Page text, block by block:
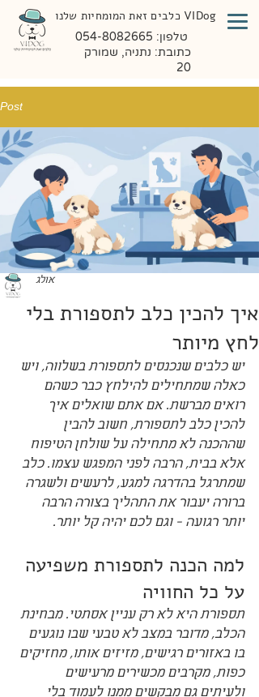
כתובת: נתניה, שמורק
20
טלפון: 054-8082665
VIDog כלבים זאת המומחיות שלנו
Post
איך להכין כלב לתספורת בלי
לחץ מיותר
אולג
יש כלבים שנכנסים לתספורת בשלווה, ויש
כאלה שמתחילים להילחץ כבר כשהם
רואים מברשת. אם אתם שואלים איך
להכין כלב לתספורת, חשוב להבין
שההכנה לא מתחילה על שולחן הטיפוח
אלא בבית, הרבה לפני המפגש עצמו. כלב
שמתרגל בהדרגה למגע, לרעשים ולשגרה
ברורה יעבור את התהליך בצורה הרבה
יותר רגועה - וגם לכם יהיה קל יותר.
למה הכנה לתספורת משפיעה
על כל החוויה
תספורת היא לא רק עניין אסתטי. מבחינת
הכלב, מדובר במצב לא טבעי שבו נוגעים
בו באזורים רגישים, מזיזים אותו, מחזיקים
כפות, מקרבים מכשירים מרעישים
ולעיתים גם מבקשים ממנו לעמוד בלי